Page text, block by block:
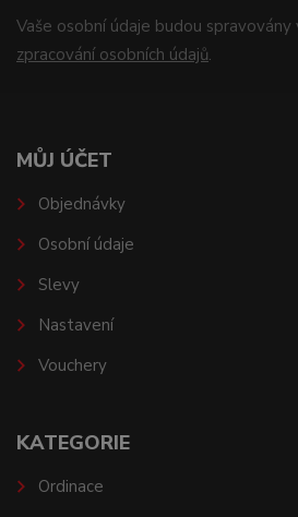
Vaše osobní údaje budou spravovány
zpracování osobních údajů.
MŮJ ÚČET
Objednávky
Osobní údaje
Slevy
Nastavení
Vouchery
KATEGORIE
Ordinace